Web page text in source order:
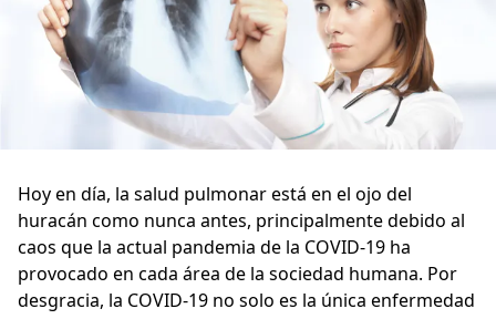
Hoy en día, la salud pulmonar está en el ojo del
huracán como nunca antes, principalmente debido al
caos que la actual pandemia de la COVID-19 ha
provocado en cada área de la sociedad humana. Por
desgracia, la COVID-19 no solo es la única enfermedad